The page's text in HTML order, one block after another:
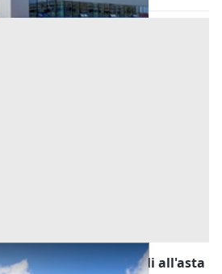
Esigenze Industriali all'asta